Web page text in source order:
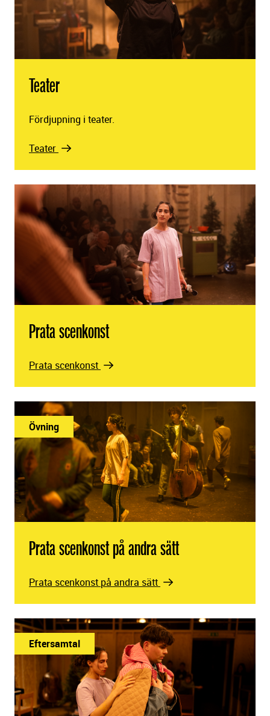
Teater
Fördjupning i teater.
Teater
Prata scenkonst
Prata scenkonst
Prata scenkonst på andra sätt
Övning
Prata scenkonst på andra sätt
Eftersamtal